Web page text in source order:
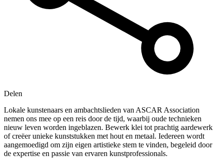
Delen
Lokale kunstenaars en ambachtslieden van ASCAR Association
nemen ons mee op een reis door de tijd, waarbij oude technieken
nieuw leven worden ingeblazen. Bewerk klei tot prachtig aardewerk
of creëer unieke kunststukken met hout en metaal. Iedereen wordt
aangemoedigd om zijn eigen artistieke stem te vinden, begeleid door
de expertise en passie van ervaren kunstprofessionals.